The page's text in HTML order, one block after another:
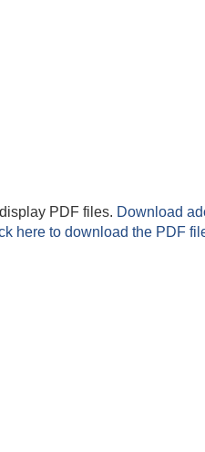
PDF files. Download
here to download the PDF